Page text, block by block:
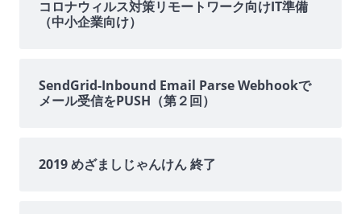
コロナウィルス対策リモートワーク向けIT準備
（中小企業向け）
SendGrid-Inbound Email Parse Webhookで
メール受信をPUSH（第２回）
2019 めざましじゃんけん 終了